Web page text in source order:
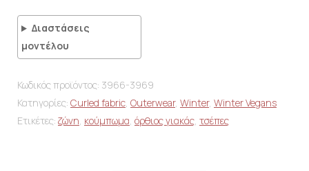
Διαστάσεις
μοντέλου
Κωδικός προϊόντος: 3966-3969
Κατηγορίες: Curled fabric, Outerwear, Winter, Winter Vegans
Ετικέτες: ζώνη, κούμπωμα, όρθιος γιακάς, τσέπες